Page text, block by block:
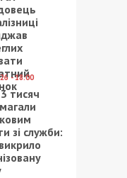
- 18:00
тисяч
зі служби: